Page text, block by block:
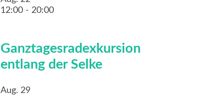
12:00 - 20:00
Ganztagesradexkursion
entlang der Selke
Aug. 29